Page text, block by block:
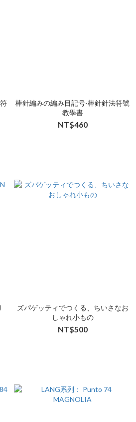
棒針編みの編み目記号-棒針針法符號
教學書
NT$460
ズパゲッティでつくる、ちいさなお
しゃれ小もの
NT$500